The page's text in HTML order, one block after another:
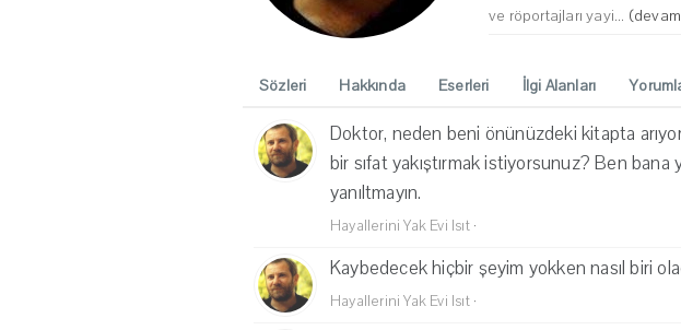
ve röportajları yayi...
Sözleri Hakkında Eserleri İlgi Alanları
Doktor, neden beni önünüzdeki kitapta
bir sıfat yakıştırmak istiyorsunuz? Ben bana
yanıltmayın.
Hayallerini Yak Evi Isıt·
Kaybedecek hiçbir şeyim yokken nasıl biri
Hayallerini Yak Evi Isıt·